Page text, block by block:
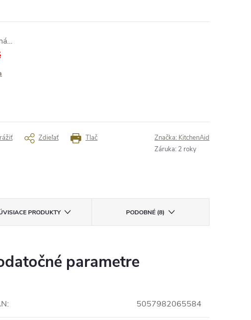
Tlač
Zdieľať Značka: KitchenAid
Záruka: 2 roky
PRODUKTY PODOBNÉ (8)
parametre
: 5057982065584